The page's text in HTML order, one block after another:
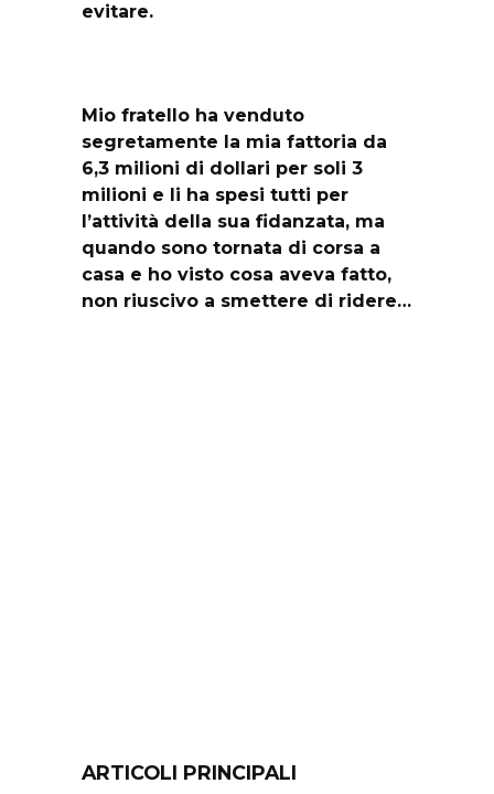
evitare.
Mio fratello ha venduto
segretamente la mia fattoria da
6,3 milioni di dollari per soli 3
milioni e li ha spesi tutti per
l’attività della sua fidanzata, ma
quando sono tornata di corsa a
casa e ho visto cosa aveva fatto,
non riuscivo a smettere di ridere…
ARTICOLI PRINCIPALI